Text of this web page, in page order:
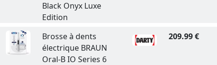
Black Onyx Luxe
Edition
Brosse à dents
électrique BRAUN
Oral-B IO Series 6
209.99 €